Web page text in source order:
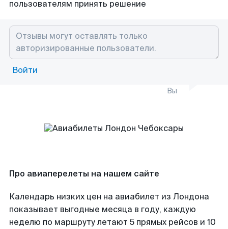
пользователям принять решение
Войти
Вы
Про авиаперелеты на нашем сайте
Календарь низких цен на авиабилет из Лондона
показывает выгодные месяца в году, каждую
неделю по маршруту летают 5 прямых рейсов и 10